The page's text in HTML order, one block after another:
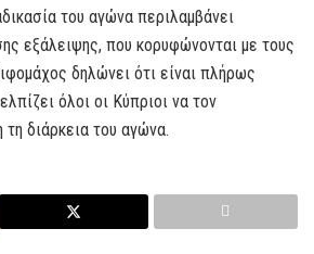
του αγώνα περιλαμβάνει
εξάλειψης, που κορυφώνονται με τους
δηλώνει ότι είναι πλήρως
όλοι οι Κύπριοι να τον
τη διάρκεια του αγώνα.